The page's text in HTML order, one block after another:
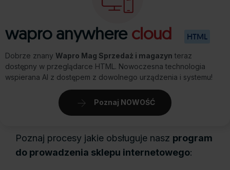
wapro anywhere cloud HTML
Dobrze znany Wapro Mag Sprzedaż i magazyn teraz
dostępny w przeglądarce HTML. Nowoczesna technologia
wspierana AI z dostępem z dowolnego urządzenia i systemu!
Poznaj NOWOŚĆ
Poznaj procesy jakie obsługuje nasz program
do prowadzenia sklepu internetowego: